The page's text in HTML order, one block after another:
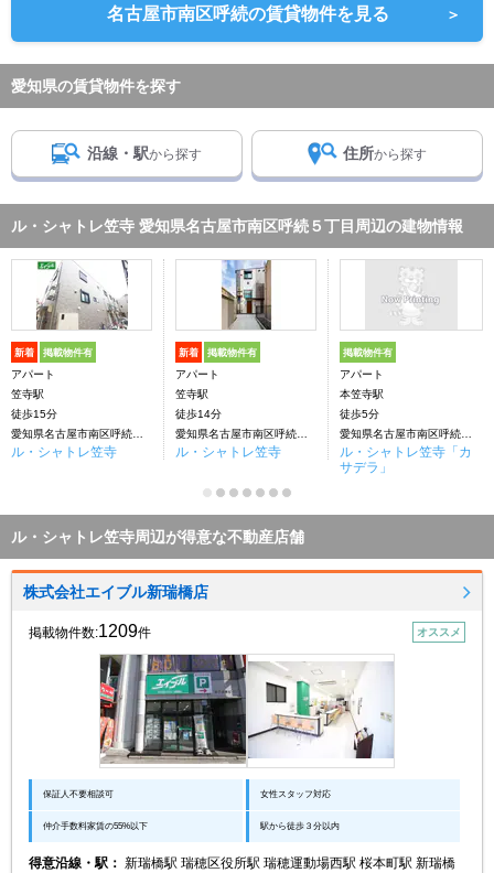
名古屋市南区呼続の賃貸物件を見る ＞
愛知県の賃貸物件を探す
沿線・駅から探す 住所から探す
ル・シャトレ笠寺 愛知県名古屋市南区呼続５丁目周辺の建物情報
新着 掲載物件有
アパート
笠寺駅
徒歩15分
ル・シャトレ笠寺
新着 掲載物件有
アパート
笠寺駅
徒歩14分
ル・シャトレ笠寺
掲載物件有
アパート
本笠寺駅
徒歩5分
ル・シャトレ笠寺「カ
サデラ」
ル・シャトレ笠寺周辺が得意な不動産店舗
株式会社エイブル新瑞橋店
掲載物件数:1209件 オススメ
保証人不要相談可 女性スタッフ対応
仲介手数料家賃の55%以下 駅から徒歩３分以内
得意沿線・駅： 新瑞橋駅 瑞穂区役所駅 瑞穂運動場西駅 桜本町駅 新瑞橋